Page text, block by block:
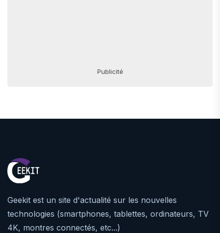
Publicité
Geekit est un site d'actualité sur les nouvelles
technologies (smartphones, tablettes, ordinateurs, TV
4K, montres connectés, etc...)